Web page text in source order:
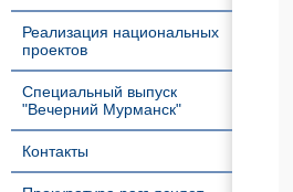
Реализация национальных
проектов
Специальный выпуск
"Вечерний Мурманск"
Контакты